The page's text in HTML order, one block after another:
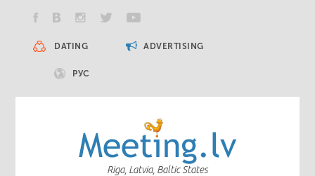
DATING ADVERTISING
РУС
Riga, Latvia, Baltic States